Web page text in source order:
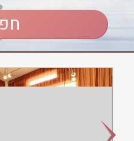
בריכה מחוממת
ג'קוזי
חדר כושר
חמאם טורקי